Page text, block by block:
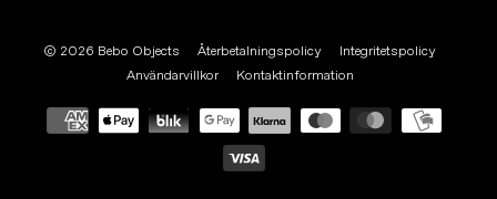
© 2026 Bebo Objects Återbetalningspolicy
Integritetspolicy
Användarvillkor
Kontaktinformation
Betalningsmetoder